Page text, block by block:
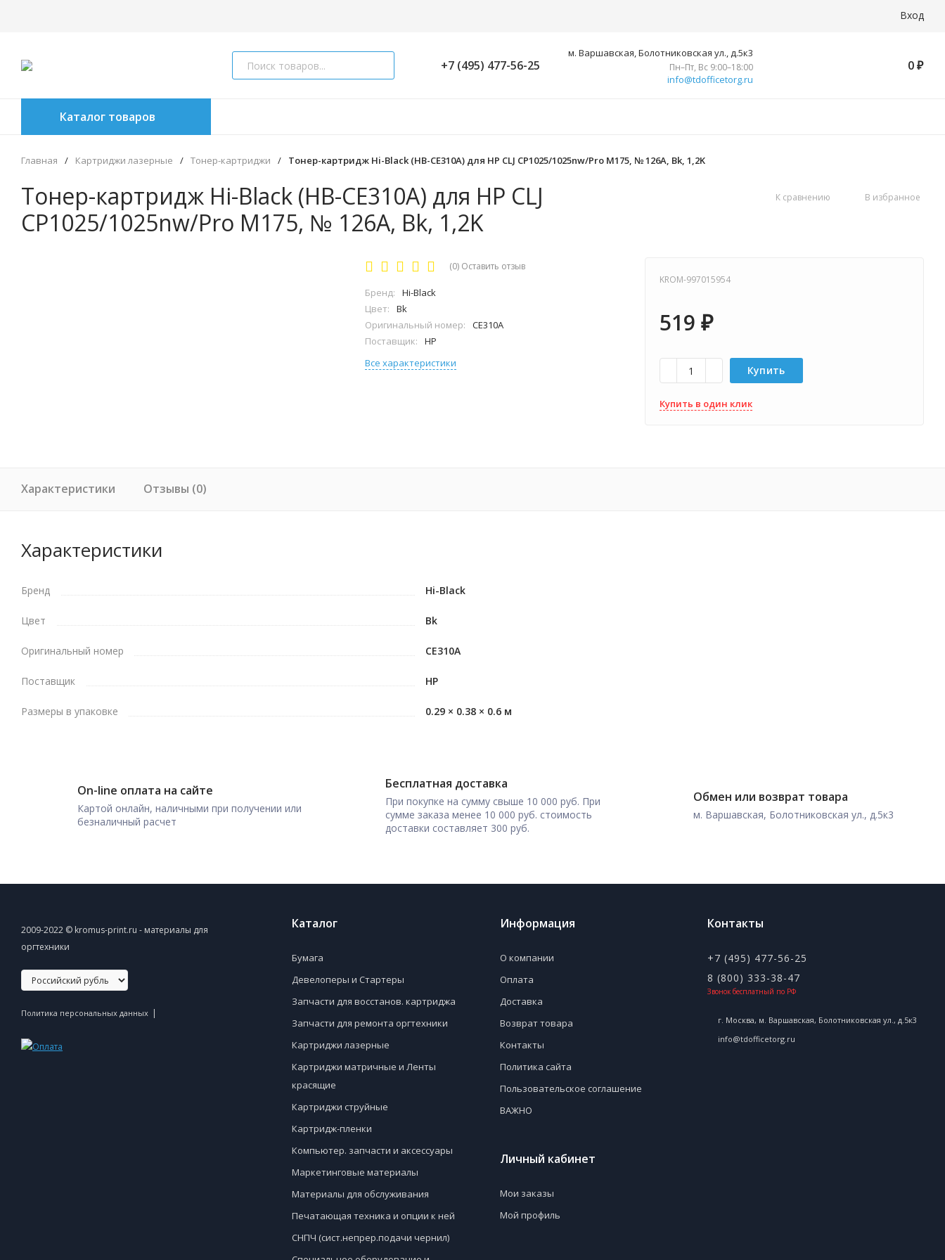
Вход
+7 (495) 477-56-25
м. Варшавская, Болотниковская ул., д.5к3
Пн–Пт, Вс 9:00–18:00
info@tdofficetorg.ru
0 ₽
Каталог товаров
Главная / Картриджи лазерные / Тонер-картриджи / Тонер-картридж Hi-Black (HB-CE310A) для HP CLJ CP1025/1025nw/Pro M175, № 126A, Bk, 1,2K
Тонер-картридж Hi-Black (HB-CE310A) для HP CLJ
CP1025/1025nw/Pro M175, № 126A, Bk, 1,2K
К сравнению В избранное
(0) Оставить отзыв
Бренд:
Hi-Black
Цвет:
Bk
Оригинальный номер:
CE310A
Поставщик:
HP
Все характеристики
KROM-997015954
519 ₽
Купить
Купить в один клик
Характеристики Отзывы (0)
Характеристики
Бренд Hi-Black
Цвет Bk
Оригинальный номер CE310A
Поставщик HP
Размеры в упаковке 0.29 × 0.38 × 0.6 м
On-line оплата на сайте
Картой онлайн, наличными при получении или
безналичный расчет
Бесплатная доставка
При покупке на сумму свыше 10 000 руб. При
сумме заказа менее 10 000 руб. стоимость
доставки составляет 300 руб.
Обмен или возврат товара
м. Варшавская, Болотниковская ул., д.5к3
2009-2022 © kromus-print.ru - материалы для
оргтехники
Политика персональных данных |
Каталог
Бумага
Девелоперы и Стартеры
Запчасти для восстанов. картриджа
Запчасти для ремонта оргтехники
Картриджи лазерные
Картриджи матричные и Ленты
красящие
Картриджи струйные
Картридж-пленки
Компьютер. запчасти и аксессуары
Маркетинговые материалы
Материалы для обслуживания
Печатающая техника и опции к ней
СНПЧ (сист.непрер.подачи чернил)
Информация
О компании
Оплата
Доставка
Возврат товара
Контакты
Политика сайта
Пользовательское соглашение
ВАЖНО
Личный кабинет
Мои заказы
Мой профиль
Контакты
+7 (495) 477-56-25
8 (800) 333-38-47
Звонок бесплатный по РФ
г. Москва, м. Варшавская, Болотниковская ул., д.5к3
info@tdofficetorg.ru